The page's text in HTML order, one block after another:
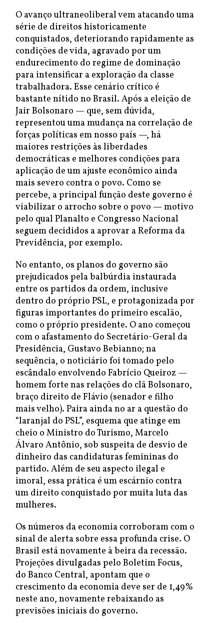
O avanço ultraneoliberal vem atacando uma
série de direitos historicamente
conquistados, deteriorando rapidamente as
condições de vida, agravado por um
endurecimento do regime de dominação
para intensificar a exploração da classe
trabalhadora. Esse cenário crítico é
bastante nítido no Brasil. Após a eleição de
Jair Bolsonaro — que, sem dúvida,
representou uma mudança na correlação de
forças políticas em nosso país —, há
maiores restrições às liberdades
democráticas e melhores condições para
aplicação de um ajuste econômico ainda
mais severo contra o povo. Como se
percebe, a principal função deste governo é
viabilizar o arrocho sobre o povo — motivo
pelo qual Planalto e Congresso Nacional
seguem decididos a aprovar a Reforma da
Previdência, por exemplo.
No entanto, os planos do governo são
prejudicados pela balbúrdia instaurada
entre os partidos da ordem, inclusive
dentro do próprio PSL, e protagonizada por
figuras importantes do primeiro escalão,
como o próprio presidente. O ano começou
com o afastamento do Secretário-Geral da
Presidência, Gustavo Bebianno; na
sequência, o noticiário foi tomado pelo
escândalo envolvendo Fabrício Queiroz —
homem forte nas relações do clã Bolsonaro,
braço direito de Flávio (senador e filho
mais velho). Paira ainda no ar a questão do
“laranjal do PSL”, esquema que atinge em
cheio o Ministro do Turismo, Marcelo
Álvaro Antônio, sob suspeita de desvio de
dinheiro das candidaturas femininas do
partido. Além de seu aspecto ilegal e
imoral, essa prática é um escárnio contra
um direito conquistado por muita luta das
mulheres.
Os números da economia corroboram com o
sinal de alerta sobre essa profunda crise. O
Brasil está novamente à beira da recessão.
Projeções divulgadas pelo Boletim Focus,
do Banco Central, apontam que o
crescimento da economia deve ser de 1,49%
neste ano, novamente rebaixando as
previsões iniciais do governo.